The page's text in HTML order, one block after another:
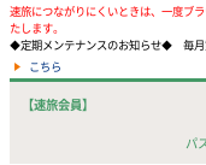
速旅につながりにくいときは、一度ブ
たします。
◆定期メンテナンスのお知らせ◆ 毎月
こちら
【速旅会員】
パ